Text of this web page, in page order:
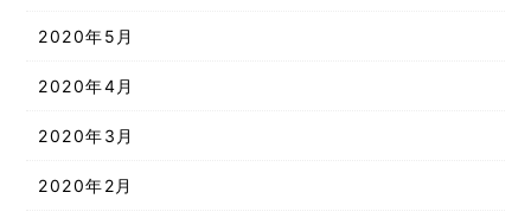
2020年5月
2020年4月
2020年3月
2020年2月